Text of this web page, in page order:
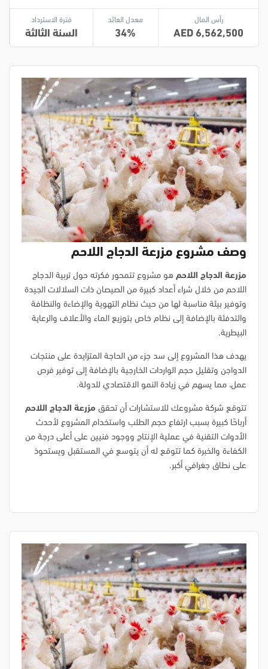
رأس المال
6,562,500
معدل العائد
34
فترة الاسترداد
السنة الثالثة
وصف مشروع مزرعة الدجاج اللاحم
مزرعة الدجاج اللاحم هو مشروع تتمحور فكرته حول تربية الدجاج
اللاحم من خلال شراء أعداد كبيرة من الصيصان ذات السلالات الجيدة
وتوفير بيئة مناسبة لها من حيث نظام التهوية والإضاءة والنظافة
والتدفئة بالإضافة إلى نظام خاص بتوزيع الماء والأعلاف والرعاية
البيطرية.
يهدف هذا المشروع إلى سد جزء من الحاجة المتزايدة على منتجات
الدواجن وتقليل حجم الواردات الخارجية بالإضافة إلى توفير فرص
عمل، مما يسهم في زيادة النمو الاقتصادي للدولة.
تتوقع شركة مشروعك للاستشارات أن تحقق مزرعة الدجاج اللاحم
أرباحًا كبيرة بسبب ارتفاع حجم الطلب واستخدام المشروع لأحدث
الأدوات التقنية في عملية الإنتاج ووجود فنيين على أعلى درجة من
الكفاءة والخبرة كما تتوقع له أن يتوسع في المستقبل ويستحوذ
على نطاق جغرافي أكبر.